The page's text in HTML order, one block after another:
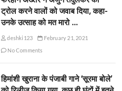
ट्रोल करने वालों को जवाब दिया, कहा-
उनके उत्साह को मत मारो …
deshki123
February 21, 2021
No Comments
हिमांशी खुराना के पंजाबी गाने ‘सूरमा बोले’